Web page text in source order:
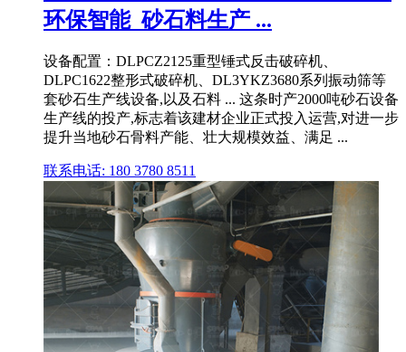
环保智能_砂石料生产 ...
设备配置：DLPCZ2125重型锤式反击破碎机、
DLPC1622整形式破碎机、DL3YKZ3680系列振动筛等
套砂石生产线设备,以及石料 ... 这条时产2000吨砂石设备
生产线的投产,标志着该建材企业正式投入运营,对进一步
提升当地砂石骨料产能、壮大规模效益、满足 ...
联系电话: 180 3780 8511